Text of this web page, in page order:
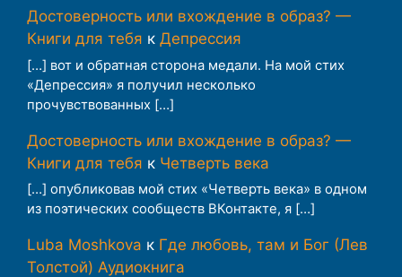
Достоверность или вхождение в образ? —
Книги для тебя к Депрессия
[…] вот и обратная сторона медали. На мой стих
«Депрессия» я получил несколько
прочувствованных […]
Достоверность или вхождение в образ? —
Книги для тебя к Четверть века
[…] опубликовав мой стих «Четверть века» в одном
из поэтических сообществ ВКонтакте, я […]
Luba Moshkova к Где любовь, там и Бог (Лев
Толстой) Аудиокнига